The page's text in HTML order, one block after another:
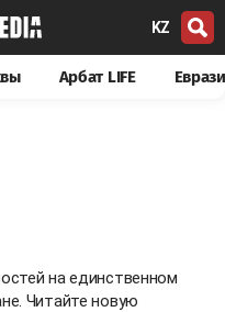
KZ
Арбат LIFE
на единственном
Читайте новую